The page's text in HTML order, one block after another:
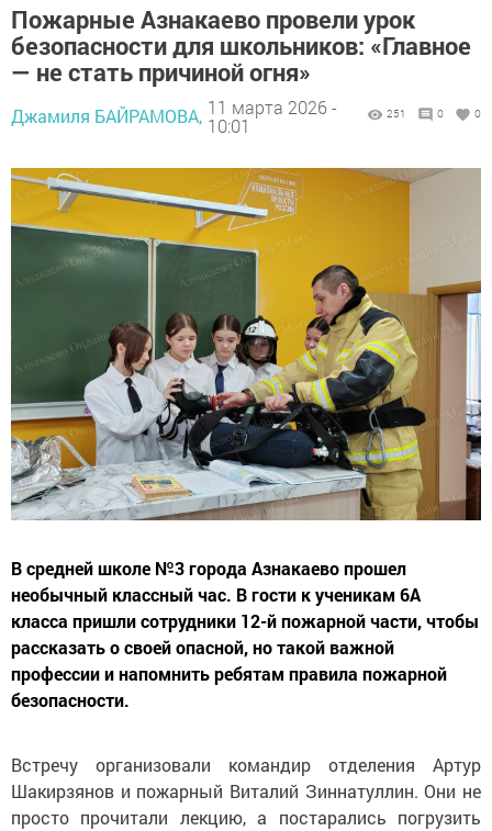
Пожарные Азнакаево провели урок
безопасности для школьников: «Главное
— не стать причиной огня»
Джамиля БАЙРАМОВА, 11 марта 2026 -
10:01
251 0 0
В средней школе №3 города Азнакаево прошел
необычный классный час. В гости к ученикам 6А
класса пришли сотрудники 12-й пожарной части, чтобы
рассказать о своей опасной, но такой важной
профессии и напомнить ребятам правила пожарной
безопасности.
Встречу организовали командир отделения Артур
Шакирзянов и пожарный Виталий Зиннатуллин. Они не
просто прочитали лекцию, а постарались погрузить